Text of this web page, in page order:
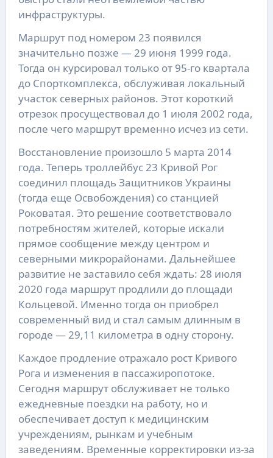
инфраструктуры.
Маршрут под номером 23 появился
значительно позже — 29 июня 1999 года.
Тогда он курсировал только от 95-го квартала
до Спорткомплекса, обслуживая локальный
участок северных районов. Этот короткий
отрезок просуществовал до 1 июля 2002 года,
после чего маршрут временно исчез из сети.
Восстановление произошло 5 марта 2014
года. Теперь троллейбус 23 Кривой Рог
соединил площадь Защитников Украины
(тогда еще Освобождения) со станцией
Роковатая. Это решение соответствовало
потребностям жителей, которые искали
прямое сообщение между центром и
северными микрорайонами. Дальнейшее
развитие не заставило себя ждать: 28 июля
2020 года маршрут продлили до площади
Кольцевой. Именно тогда он приобрел
современный вид и стал самым длинным в
городе — 29,11 километра в одну сторону.
Каждое продление отражало рост Кривого
Рога и изменения в пассажиропотоке.
Сегодня маршрут обслуживает не только
ежедневные поездки на работу, но и
обеспечивает доступ к медицинским
учреждениям, рынкам и учебным
заведениям. Временные корректировки из-за